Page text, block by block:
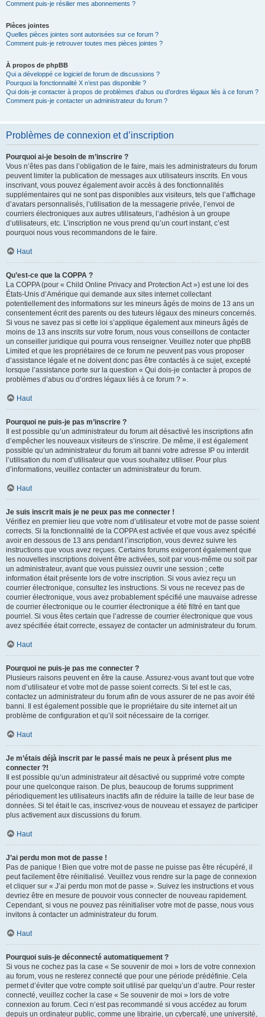
Comment puis-je résilier mes abonnements ?
Pièces jointes
Quelles pièces jointes sont autorisées sur ce forum ?
Comment puis-je retrouver toutes mes pièces jointes ?
À propos de phpBB
Qui a développé ce logiciel de forum de discussions ?
Pourquoi la fonctionnalité X n’est pas disponible ?
Qui dois-je contacter à propos de problèmes d’abus ou d’ordres légaux liés à ce forum ?
Comment puis-je contacter un administrateur du forum ?
Problèmes de connexion et d’inscription
Pourquoi ai-je besoin de m’inscrire ?
Vous n’êtes pas dans l’obligation de le faire, mais les administrateurs du forum
peuvent limiter la publication de messages aux utilisateurs inscrits. En vous
inscrivant, vous pouvez également avoir accès à des fonctionnalités
supplémentaires qui ne sont pas disponibles aux visiteurs, tels que l’affichage
d’avatars personnalisés, l’utilisation de la messagerie privée, l’envoi de
courriers électroniques aux autres utilisateurs, l’adhésion à un groupe
d’utilisateurs, etc. L’inscription ne vous prend qu’un court instant, c’est
pourquoi nous vous recommandons de le faire.
Haut
Qu’est-ce que la COPPA ?
La COPPA (pour « Child Online Privacy and Protection Act ») est une loi des
États-Unis d’Amérique qui demande aux sites internet collectant
potentiellement des informations sur les mineurs âgés de moins de 13 ans un
consentement écrit des parents ou des tuteurs légaux des mineurs concernés.
Si vous ne savez pas si cette loi s’applique également aux mineurs âgés de
moins de 13 ans inscrits sur votre forum, nous vous conseillons de contacter
un conseiller juridique qui pourra vous renseigner. Veuillez noter que phpBB
Limited et que les propriétaires de ce forum ne peuvent pas vous proposer
d’assistance légale et ne doivent donc pas être contactés à ce sujet, excepté
lorsque l’assistance porte sur la question « Qui dois-je contacter à propos de
problèmes d’abus ou d’ordres légaux liés à ce forum ? ».
Haut
Pourquoi ne puis-je pas m’inscrire ?
Il est possible qu’un administrateur du forum ait désactivé les inscriptions afin
d’empêcher les nouveaux visiteurs de s’inscrire. De même, il est également
possible qu’un administrateur du forum ait banni votre adresse IP ou interdit
l’utilisation du nom d’utilisateur que vous souhaitez utiliser. Pour plus
d’informations, veuillez contacter un administrateur du forum.
Haut
Je suis inscrit mais je ne peux pas me connecter !
Vérifiez en premier lieu que votre nom d’utilisateur et votre mot de passe soient
corrects. Si la fonctionnalité de la COPPA est activée et que vous avez spécifié
avoir en dessous de 13 ans pendant l’inscription, vous devrez suivre les
instructions que vous avez reçues. Certains forums exigeront également que
les nouvelles inscriptions doivent être activées, soit par vous-même ou soit par
un administrateur, avant que vous puissiez ouvrir une session ; cette
information était présente lors de votre inscription. Si vous aviez reçu un
courrier électronique, consultez les instructions. Si vous ne recevez pas de
courrier électronique, vous avez probablement spécifié une mauvaise adresse
de courrier électronique ou le courrier électronique a été filtré en tant que
pourriel. Si vous êtes certain que l’adresse de courrier électronique que vous
avez spécifiée était correcte, essayez de contacter un administrateur du forum.
Haut
Pourquoi ne puis-je pas me connecter ?
Plusieurs raisons peuvent en être la cause. Assurez-vous avant tout que votre
nom d’utilisateur et votre mot de passe soient corrects. Si tel est le cas,
contactez un administrateur du forum afin de vous assurer de ne pas avoir été
banni. Il est également possible que le propriétaire du site internet ait un
problème de configuration et qu’il soit nécessaire de la corriger.
Haut
Je m’étais déjà inscrit par le passé mais ne peux à présent plus me
connecter ?!
Il est possible qu’un administrateur ait désactivé ou supprimé votre compte
pour une quelconque raison. De plus, beaucoup de forums suppriment
périodiquement les utilisateurs inactifs afin de réduire la taille de leur base de
données. Si tel était le cas, inscrivez-vous de nouveau et essayez de participer
plus activement aux discussions du forum.
Haut
J’ai perdu mon mot de passe !
Pas de panique ! Bien que votre mot de passe ne puisse pas être récupéré, il
peut facilement être réinitialisé. Veuillez vous rendre sur la page de connexion
et cliquer sur « J’ai perdu mon mot de passe ». Suivez les instructions et vous
devriez être en mesure de pouvoir vous connecter de nouveau rapidement.
Cependant, si vous ne pouvez pas réinitialiser votre mot de passe, nous vous
invitons à contacter un administrateur du forum.
Haut
Pourquoi suis-je déconnecté automatiquement ?
Si vous ne cochez pas la case « Se souvenir de moi » lors de votre connexion
au forum, vous ne resterez connecté que pour une période prédéfinie. Cela
permet d’éviter que votre compte soit utilisé par quelqu’un d’autre. Pour rester
connecté, veuillez cocher la case « Se souvenir de moi » lors de votre
connexion au forum. Ceci n’est pas recommandé si vous accédez au forum
depuis un ordinateur public, comme une librairie, un cybercafé, une université,